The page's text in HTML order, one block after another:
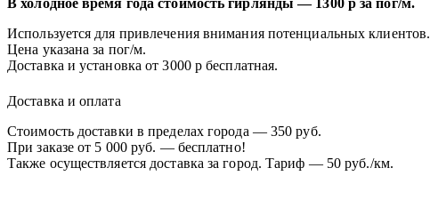
В холодное время года стоимость гирлянды — 1300 р за пог/м.
Используется для привлечения внимания потенциальных клиентов.
Цена указана за пог/м.
Доставка и установка от 3000 р бесплатная.
Доставка и оплата
Стоимость доставки в пределах города — 350 руб.
При заказе от 5 000 руб. — бесплатно!
Также осуществляется доставка за город. Тариф — 50 руб./км.